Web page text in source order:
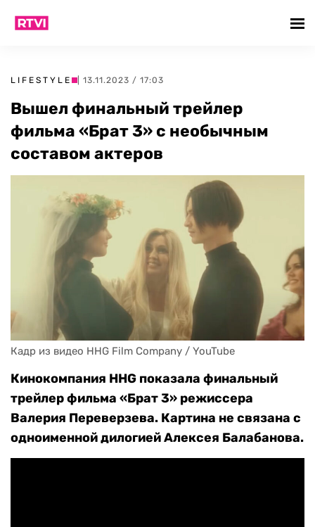
LIFESTYLE | 13.11.2023 / 17:03
Вышел финальный трейлер
фильма «Брат 3» с необычным
составом актеров
Кадр из видео HHG Film Company / YouTube
Кинокомпания HHG показала финальный
трейлер фильма «Брат 3» режиссера
Валерия Переверзева. Картина не связана с
одноименной дилогией Алексея Балабанова.